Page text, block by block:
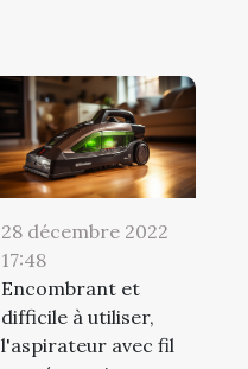
28 décembre 2022
17:48
Encombrant et
difficile à utiliser,
l'aspirateur avec fil